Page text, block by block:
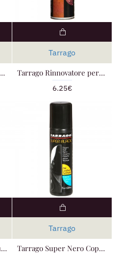
Tarrago Quick Color - Riparatore
Tarrago
Tarrago Rinnovatore per Camoscio
6.25€
Tarrago Suede Dye Tintura per Camoscio
Tarrago
Tarrago Super Nero Coprente